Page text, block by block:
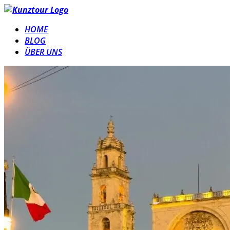
HOME
BLOG
ÜBER UNS